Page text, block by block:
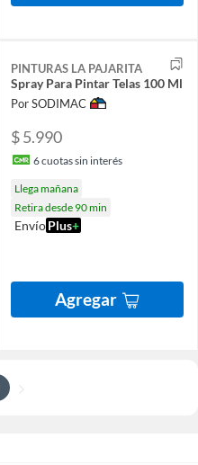
PINTURAS LA PAJARITA
Spray Para Pintar Telas 100 Ml
Por SODIMAC
$ 5.990
6cuotas sin interés
Llega mañana
Retira desde 90 min
EnvíoPlus+
Agregar